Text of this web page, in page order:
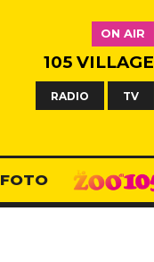
ON AIR
105 VILLAGE
RADIO TV
FOTO